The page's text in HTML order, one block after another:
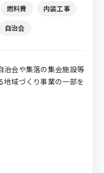
燃料費
内装工事
自治会
治会や集落の集会施設等
地域づくり事業の一部を